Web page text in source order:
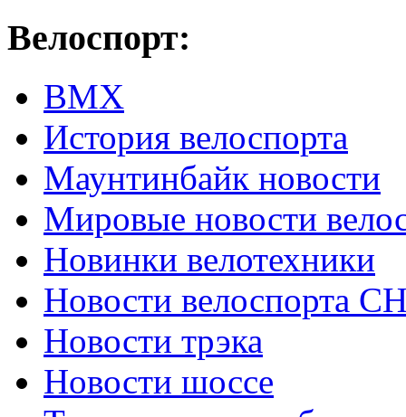
Велоспорт:
ВМХ
История велоспорта
Маунтинбайк новости
Мировые новости
Новинки велотехники
Новости велоспорта
Новости трэка
Новости шоссе